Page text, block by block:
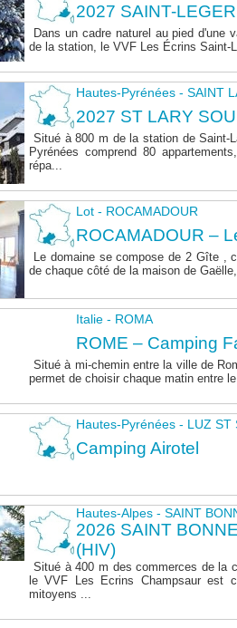
2027 SAINT-
Dans un cadre naturel au pied d'une
de la station, le VVF Les Écrins Saint-
Hautes-Pyrénées - SAINT
2027 ST LARY
Situé à 800 m de la station de Saint-
Pyrénées comprend 80
répa...
Lot - ROCAMADOUR
ROCAMADOUR –
Le domaine se compose de 2 Gîte ,
de chaque côté de la maison de
Italie - ROMA
ROME – Camping
Situé à mi-chemin entre la ville de
permet de choisir chaque matin entre
Hautes-Pyrénées - LUZ ST
Camping Airotel
Hautes-Alpes - SAINT
2026 SAINT
(HIV)
Situé à 400 m des commerces de la
le VVF Les Ecrins Champsaur est
mitoyens ...